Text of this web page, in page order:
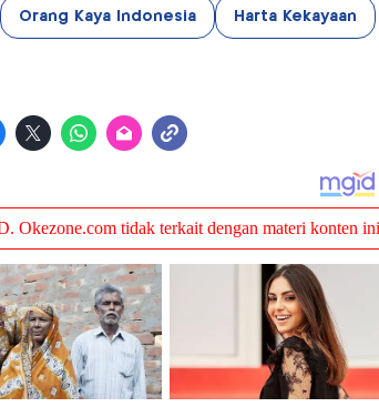
Orang Kaya Indonesia Harta Kekayaan